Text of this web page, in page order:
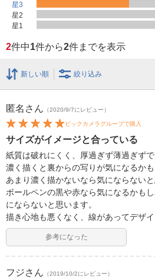
星3
星2
星1
2件中1件から2件までを表示
新しい順 絞り込み
匿名 さん （2020/9/7にレビュー）
ビックカメラグループで購入
サイズがイメージと合っている
紙質は破れにくく、厚過ぎず薄過ぎずで
濃く描くと裏からの写りが気になるかも
あまり濃く描かないなら気にならないと
ボールペンの黒や赤なら気になるかも
にならないと思います。
描き心地も悪くなく、線があってデザイ
参考になった
フジさん （2019/10/2にレビュー）